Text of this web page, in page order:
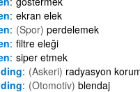
ekran elek
(Spor) perdelemek
filtre eleği
siper etmek
(Askeri) radyasyon
(Otomotiv) blendaj